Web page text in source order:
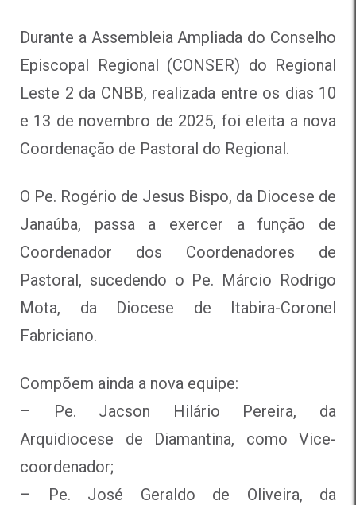
Durante a Assembleia Ampliada do Conselho
Episcopal Regional (CONSER) do Regional
Leste 2 da CNBB, realizada entre os dias 10
e 13 de novembro de 2025, foi eleita a nova
Coordenação de Pastoral do Regional.
O Pe. Rogério de Jesus Bispo, da Diocese de
Janaúba, passa a exercer a função de
Coordenador dos Coordenadores de
Pastoral, sucedendo o Pe. Márcio Rodrigo
Mota, da Diocese de Itabira-Coronel
Fabriciano.
Compõem ainda a nova equipe:
– Pe. Jacson Hilário Pereira, da
Arquidiocese de Diamantina, como Vice-
coordenador;
– Pe. José Geraldo de Oliveira, da